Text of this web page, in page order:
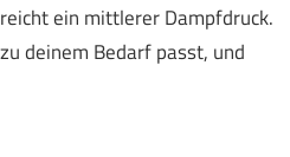
ein mittlerer Dampfdruck.
deinem Bedarf passt, und